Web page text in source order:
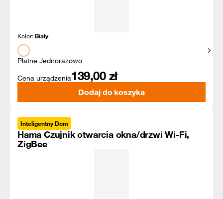
Kolor:Biały
Płatne Jednorazowo
Cena urządzenia139,00 zł
Dodaj do koszyka
Inteligentny Dom
Hama Czujnik otwarcia okna/drzwi Wi-Fi,
ZigBee